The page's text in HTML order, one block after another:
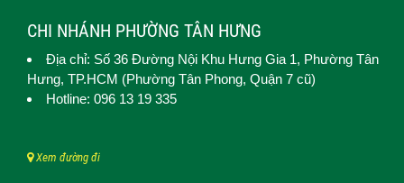
CHI NHÁNH PHƯỜNG TÂN HƯNG
Địa chỉ: Số 36 Đường Nội Khu Hưng Gia 1, Phường Tân
Hưng, TP.HCM (Phường Tân Phong, Quận 7 cũ)
Hotline: 096 13 19 335
Xem đường đi